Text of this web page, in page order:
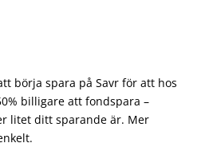
börja spara på Savr för att hos
billigare att fondspara –
litet ditt sparande är. Mer